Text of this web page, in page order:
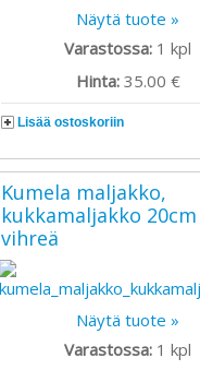
Näytä tuote »
Varastossa: 1 kpl
Hinta: 35.00 €
Lisää ostoskoriin
Kumela maljakko,
kukkamaljakko 20cm
vihreä
Näytä tuote »
Varastossa: 1 kpl